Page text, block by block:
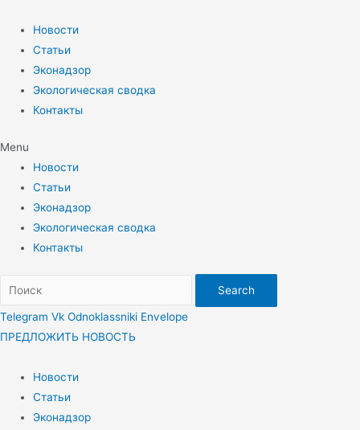
содержимому
Новости
Статьи
Эконадзор
Экологическая сводка
Контакты
Menu
Новости
Статьи
Эконадзор
Экологическая сводка
Контакты
Search
Telegram Vk Odnoklassniki Envelope
ПРЕДЛОЖИТЬ НОВОСТЬ
Новости
Статьи
Эконадзор